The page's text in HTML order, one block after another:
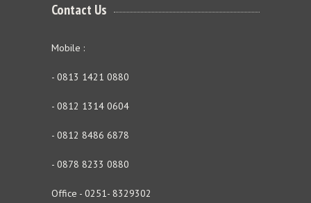
Contact Us
Mobile :
- 0813 1421 0880
- 0812 1314 0604
- 0812 8486 6878
- 0878 8233 0880
Office - 0251- 8329302